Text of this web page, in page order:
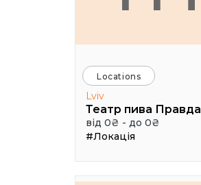
Locations
Lviv
Театр пива Правда
від 0₴ - до 0₴
#Локація